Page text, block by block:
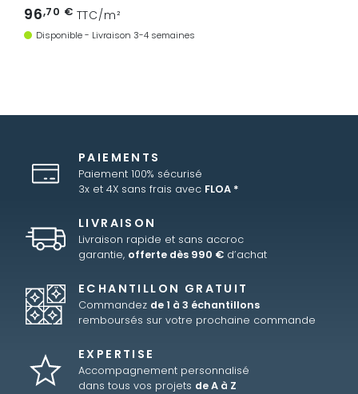
96,70 € TTC/m²
Disponible - Livraison 3-4 semaines
PAIEMENTS
Paiement 100% sécurisé
3x et 4X sans frais avec FLOA *
LIVRAISON
Livraison rapide et sans accroc
garantie, offerte dès 990 € d’achat
ECHANTILLON GRATUIT
Commandez de 1 à 3 échantillons
remboursés sur votre prochaine commande
EXPERTISE
Accompagnement personnalisé
dans tous vos projets de A à Z